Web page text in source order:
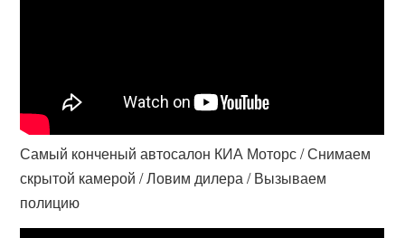
Самый конченый автосалон КИА Моторс / Снимаем
скрытой камерой / Ловим дилера / Вызываем
полицию